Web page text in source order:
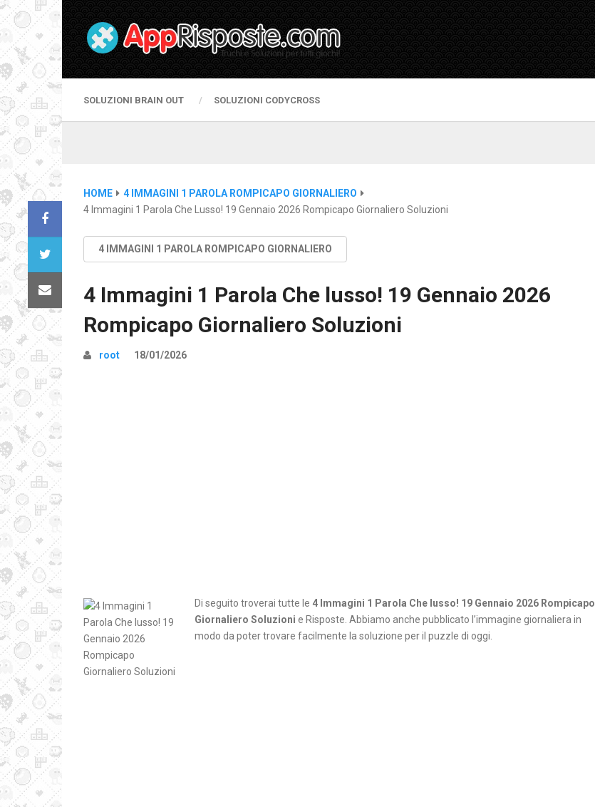
SOLUZIONI BRAIN OUT SOLUZIONI CODYCROSS
HOME
4 IMMAGINI 1 PAROLA ROMPICAPO GIORNALIERO
4 Immagini 1 Parola Che Lusso! 19 Gennaio 2026 Rompicapo Giornaliero Soluzioni
4 IMMAGINI 1 PAROLA ROMPICAPO GIORNALIERO
4 Immagini 1 Parola Che lusso! 19 Gennaio 2026
Rompicapo Giornaliero Soluzioni
root 18/01/2026
Di seguito troverai tutte le 4 Immagini 1 Parola Che lusso! 19 Gennaio 2026 Rompicapo
Giornaliero Soluzioni e Risposte. Abbiamo anche pubblicato l’immagine giornaliera in
modo da poter trovare facilmente la soluzione per il puzzle di oggi.